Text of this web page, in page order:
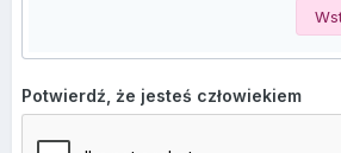
Potwierdź, że jesteś człowiekiem